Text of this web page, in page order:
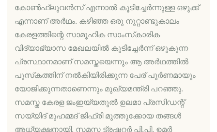
കോൺഫ്‌ലുവൻസ് എന്നാൽ കൂടിച്ചേർന്നുള്ള ഒഴുക്ക്
എന്നാണ് അർഥം. കഴിഞ്ഞ ഒരു നൂറ്റാണ്ടുകാലം
കേരളത്തിന്റെ സാമൂഹിക സാംസ്‌കാരിക
വിദ്യാഭ്യാസ മേഖലയിൽ കൂടിച്ചേർന്ന് ഒഴുകുന്ന
പ്രസ്ഥാനമാണ് സമസ്തയെന്നും ആ അർഥത്തിൽ
പുസ്‌കത്തിന് നൽകിയിരിക്കുന്ന പേര് പൂർണമായും
യോജിക്കുന്നതാണെന്നും മുഖ്യമന്ത്രി പറഞ്ഞു.
സമസ്ത കേരള ജംഇയ്യതുൽ ഉലമാ പ്രസിഡന്റ്
സയ്യിദ് മുഹമ്മദ് ജിഫ്‌രി മുത്തുക്കോയ തങ്ങൾ
അധ്യക്ഷനായി. സമസ്ത ട്രഷറർ പി.പി. ഉമർ